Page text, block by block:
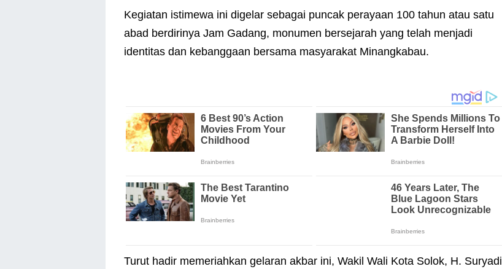
Kegiatan istimewa ini digelar sebagai puncak perayaan 100 tahun atau satu
abad berdirinya Jam Gadang, monumen bersejarah yang telah menjadi
identitas dan kebanggaan bersama masyarakat Minangkabau.
Turut hadir memeriahkan gelaran akbar ini, Wakil Wali Kota Solok, H. Suryadi